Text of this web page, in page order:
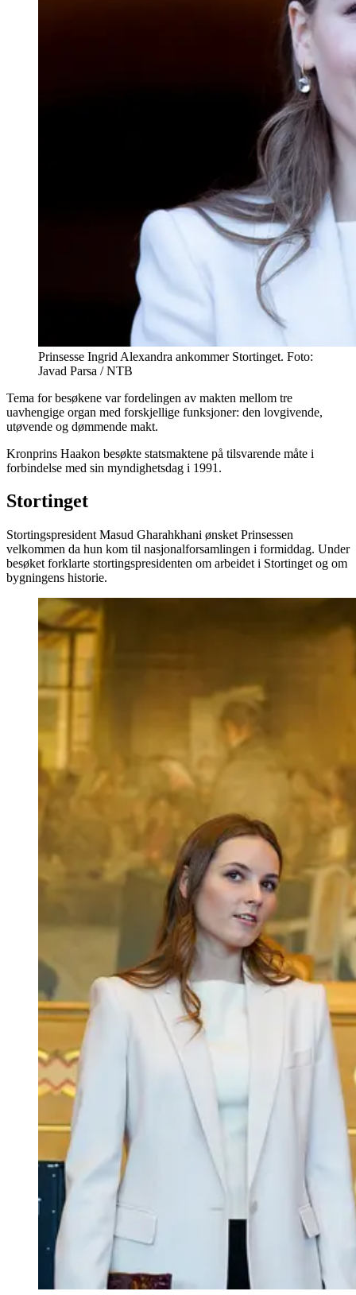
Prinsesse Ingrid Alexandra ankommer Stortinget. Foto:
Javad Parsa / NTB
Tema for besøkene var fordelingen av makten mellom tre
uavhengige organ med forskjellige funksjoner: den lovgivende,
utøvende og dømmende makt.
Kronprins Haakon besøkte statsmaktene på tilsvarende måte i
forbindelse med sin myndighetsdag i 1991.
Stortinget
Stortingspresident Masud Gharahkhani ønsket Prinsessen
velkommen da hun kom til nasjonalforsamlingen i formiddag. Under
besøket forklarte stortingspresidenten om arbeidet i Stortinget og om
bygningens historie.